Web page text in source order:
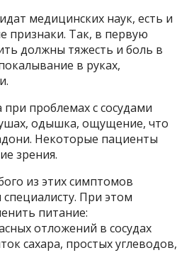
медицинских наук, есть и
признаки. Так, в первую
должны тяжесть и боль в
в руках,
проблемах с сосудами
одышка, ощущение, что
Некоторые пациенты
зрения.
из этих симптомов
специалисту. При этом
питание:
отложений в сосудах
сахара, простых углеводов,